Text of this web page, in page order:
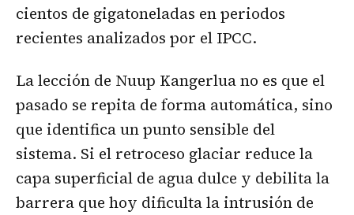
cientos de gigatoneladas en periodos
recientes analizados por el IPCC.
La lección de Nuup Kangerlua no es que el
pasado se repita de forma automática, sino
que identifica un punto sensible del
sistema. Si el retroceso glaciar reduce la
capa superficial de agua dulce y debilita la
barrera que hoy dificulta la intrusión de